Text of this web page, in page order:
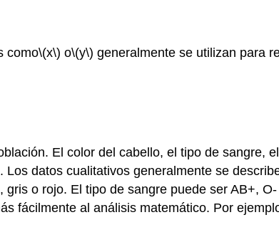
como\(x\) o\(y\) generalmente se utilizan para
El color del cabello, el tipo de sangre,
datos cualitativos generalmente se
o rojo. El tipo de sangre puede ser AB+,
fácilmente al análisis matemático. Por